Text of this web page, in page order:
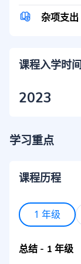
杂项支出
课程入学时间
2023
学习重点
课程历程
1 年级
总结 - 1 年级